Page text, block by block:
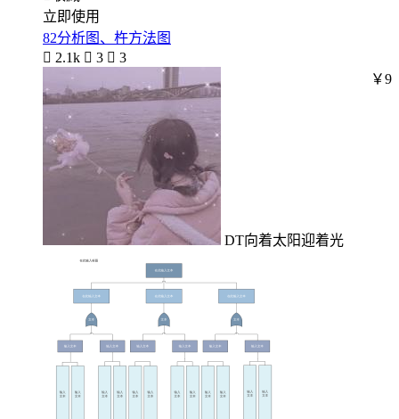
立即使用
82分析图、杵方法图
 2.1k  3  3
DT向着太阳迎着光
￥9